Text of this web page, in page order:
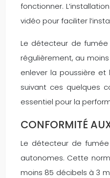
fonctionner.
vidéo pour faciliter
Le détecteur de fumée
régulièrement, au
enlever la poussière
suivant ces quelques
essentiel pour la
CONFORMITÉ
Le détecteur de
autonomes. Cette
moins 85 décibels à 3